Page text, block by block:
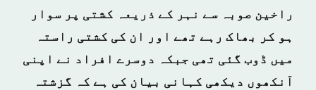
راخین صوبہ سے نہر کے ذریعہ کشتی پر سوار
ہو کر بھاک رہے تھے اور ان کی کشتی راستہ
میں ڈوب گئی تھی جبکہ دوسرے افراد نے اپنی
آنکھوں دیکھی کہانی بیان کی ہے کہ گزشتہ